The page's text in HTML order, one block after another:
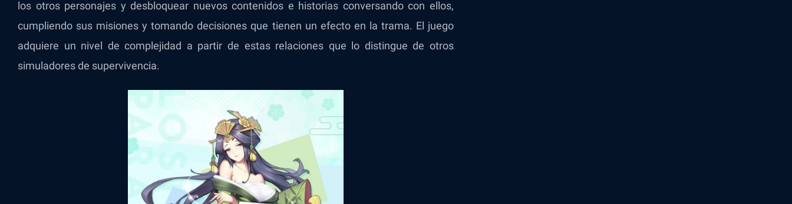
los otros personajes y desbloquear nuevos contenidos e historias conversando con ellos,
cumpliendo sus misiones y tomando decisiones que tienen un efecto en la trama. El juego
adquiere un nivel de complejidad a partir de estas relaciones que lo distingue de otros
simuladores de supervivencia.